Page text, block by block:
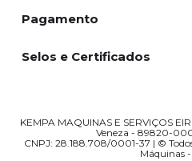
Pagamento
Selos e Certificados
KEMPA MAQUINAS E SERVIÇOS
Veneza - 89820-
CNPJ: 28.188.708/0001-37 | ©
Máquinas